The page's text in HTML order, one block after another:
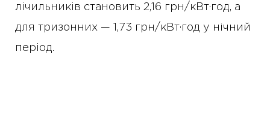
лічильників становить 2,16 грн/кВт·год, а
для тризонних — 1,73 грн/кВт·год у нічний
період.